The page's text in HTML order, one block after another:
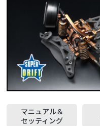
マニュアル＆
セッティング